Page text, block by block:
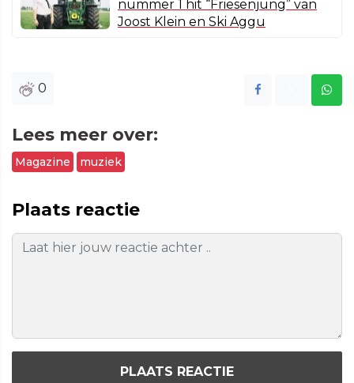
nummer 1 hit “Friesenjung” van
Joost Klein en Ski Aggu
0
Lees meer over:
Magazine muziek
Plaats reactie
PLAATS REACTIE